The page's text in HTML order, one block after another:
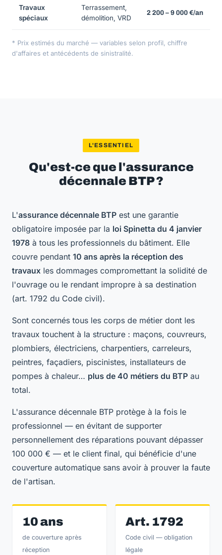
Travaux
spéciaux
Terrassement,
démolition, VRD
2 200 – 9 000 €/an
* Prix estimés du marché — variables selon profil, chiffre
d'affaires et antécédents de sinistralité.
L'ESSENTIEL
Qu'est-ce que l'assurance
décennale BTP ?
L'assurance décennale BTP est une garantie
obligatoire imposée par la loi Spinetta du 4 janvier
1978 à tous les professionnels du bâtiment. Elle
couvre pendant 10 ans après la réception des
travaux les dommages compromettant la solidité de
l'ouvrage ou le rendant impropre à sa destination
(art. 1792 du Code civil).
Sont concernés tous les corps de métier dont les
travaux touchent à la structure : maçons, couvreurs,
plombiers, électriciens, charpentiers, carreleurs,
peintres, façadiers, piscinistes, installateurs de
pompes à chaleur… plus de 40 métiers du BTP au
total.
L'assurance décennale BTP protège à la fois le
professionnel — en évitant de supporter
personnellement des réparations pouvant dépasser
100 000 € — et le client final, qui bénéficie d'une
couverture automatique sans avoir à prouver la faute
de l'artisan.
10 ans
de couverture après
réception
Art. 1792
Code civil — obligation
légale